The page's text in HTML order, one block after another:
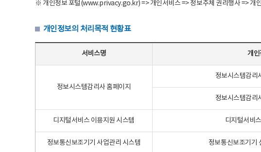
※ 개인정보 포털(www.privacy.go.kr) => 개인서비스 => 정보주체 권리행사 => 개
개인정보의 처리목적 현황표
서비스명 개
정보시스템감리사 홈페이지
정보시스템감리
정보시스템감리
디지털서비스 이용지원 시스템 디지털서비
정보통신보조기기 사업관리 시스템 정보통신보조기기